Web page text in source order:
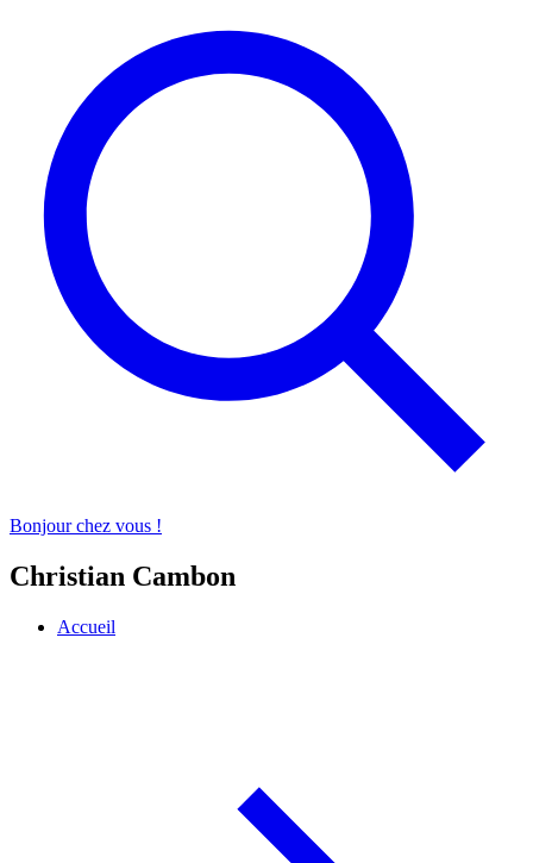
Bonjour chez vous !
Christian Cambon
Accueil